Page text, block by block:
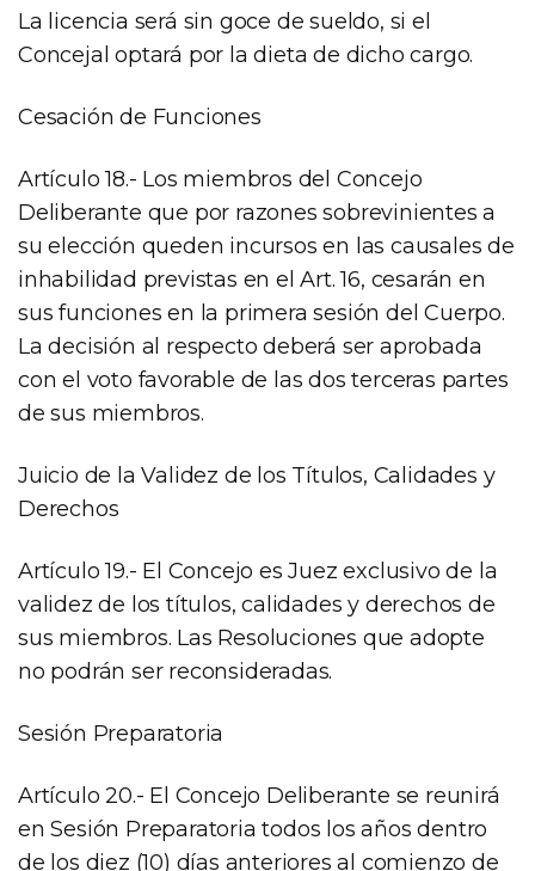
La licencia será sin goce de sueldo, si el
Concejal optará por la dieta de dicho cargo.
Cesación de Funciones
Artículo 18.- Los miembros del Concejo
Deliberante que por razones sobrevinientes a
su elección queden incursos en las causales de
inhabilidad previstas en el Art. 16, cesarán en
sus funciones en la primera sesión del Cuerpo.
La decisión al respecto deberá ser aprobada
con el voto favorable de las dos terceras partes
de sus miembros.
Juicio de la Validez de los Títulos, Calidades y
Derechos
Artículo 19.- El Concejo es Juez exclusivo de la
validez de los títulos, calidades y derechos de
sus miembros. Las Resoluciones que adopte
no podrán ser reconsideradas.
Sesión Preparatoria
Artículo 20.- El Concejo Deliberante se reunirá
en Sesión Preparatoria todos los años dentro
de los diez (10) días anteriores al comienzo de